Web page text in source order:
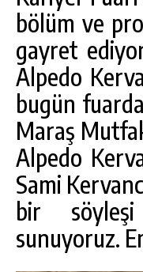
bölüm ve
gayret
Alpedo
bugün
Maraş
Alpedo
Sami
bir söyleşi
sunuyoruz.